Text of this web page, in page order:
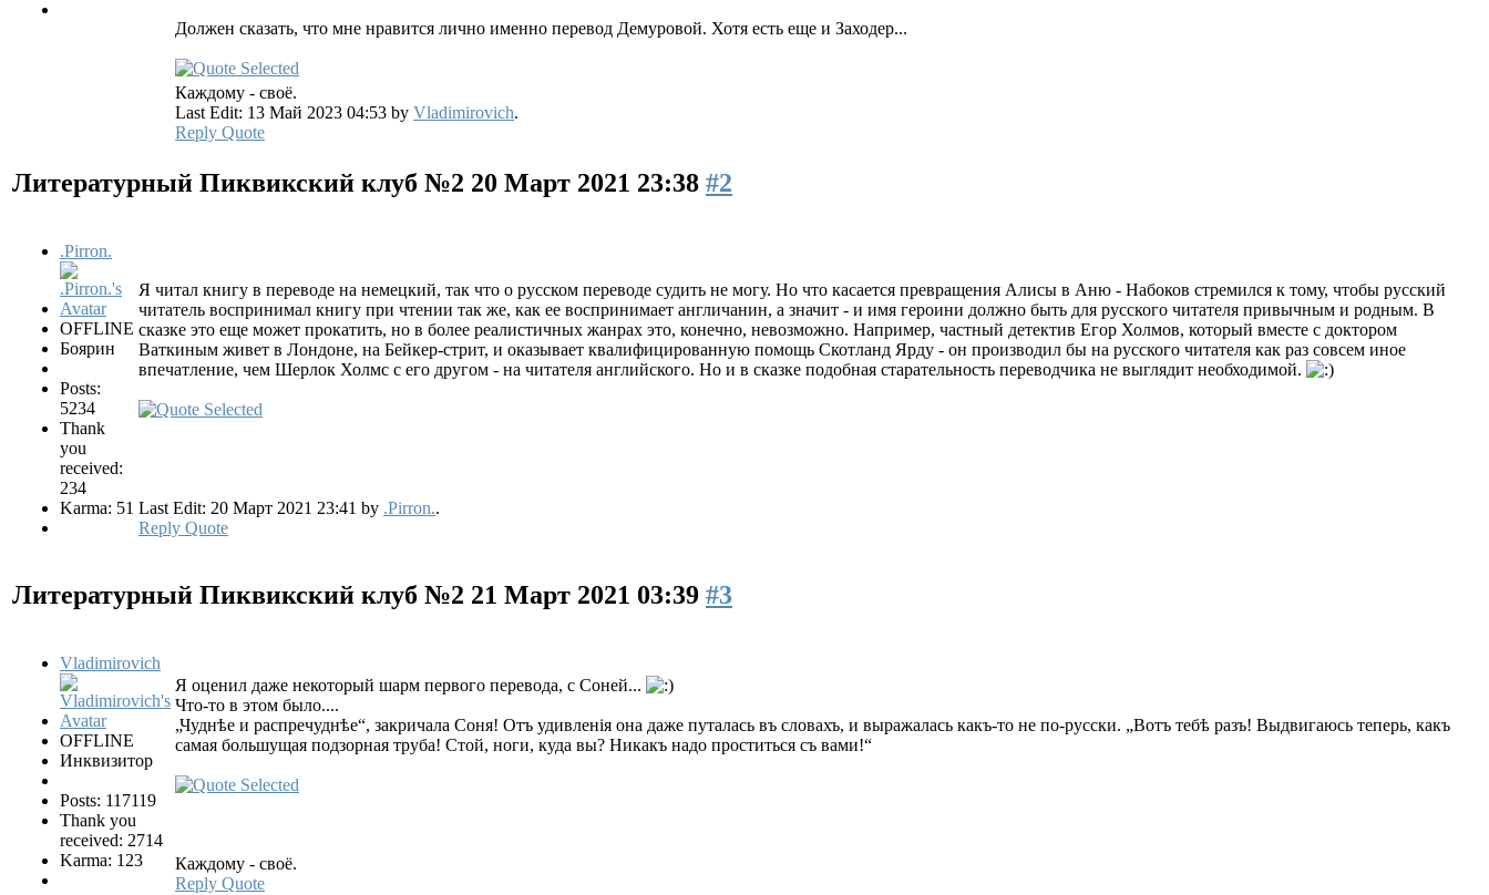
Должен сказать, что мне нравится лично именно перевод Демуровой. Хотя есть еще и Заходер...
Каждому - своё.
Last Edit: 13 Май 2023 04:53 by Vladimirovich.
Reply Quote
Литературный Пиквикский клуб №2 20 Март 2021 23:38 #2
.Pirron.
OFFLINE
Боярин
Posts:
5234
Thank
you
received:
234
Karma: 51
Я читал книгу в переводе на немецкий, так что о русском переводе судить не могу. Но что касается превращения Алисы в Аню - Набоков стремился к тому, чтобы русский
читатель воспринимал книгу при чтении так же, как ее воспринимает англичанин, а значит - и имя героини должно быть для русского читателя привычным и родным. В
сказке это еще может прокатить, но в более реалистичных жанрах это, конечно, невозможно. Например, частный детектив Егор Холмов, который вместе с доктором
Ваткиным живет в Лондоне, на Бейкер-стрит, и оказывает квалифицированную помощь Скотланд Ярду - он производил бы на русского читателя как раз совсем иное
впечатление, чем Шерлок Холмс с его другом - на читателя английского. Но и в сказке подобная старательность переводчика не выглядит необходимой.
Last Edit: 20 Март 2021 23:41 by .Pirron..
Reply Quote
Литературный Пиквикский клуб №2 21 Март 2021 03:39 #3
Vladimirovich
OFFLINE
Инквизитор
Posts: 117119
Thank you
received: 2714
Karma: 123
Я оценил даже некоторый шарм первого перевода, с Соней...
Что-то в этом было....
„Чуднѣе и распречуднѣе“, закричала Соня! Отъ удивленія она даже путалась въ словахъ, и выражалась какъ-то не по-русски. „Вотъ тебѣ разъ! Выдвигаюсь теперь, какъ
самая большущая подзорная труба! Стой, ноги, куда вы? Никакъ надо проститься съ вами!“
Каждому - своё.
Reply Quote